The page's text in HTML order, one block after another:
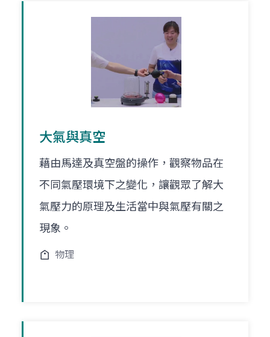
大氣與真空
藉由馬達及真空盤的操作，觀察物品在
不同氣壓環境下之變化，讓觀眾了解大
氣壓力的原理及生活當中與氣壓有關之
現象。
物理